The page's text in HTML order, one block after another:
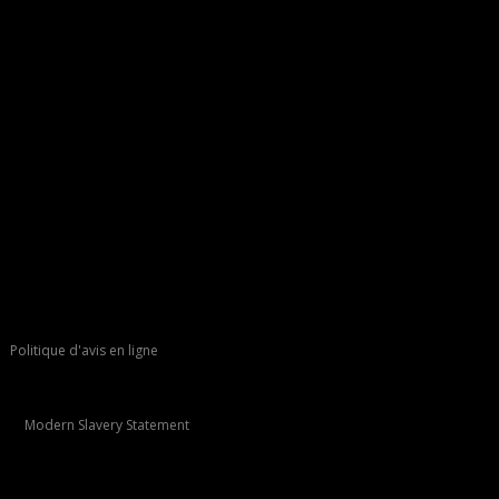
Politique d'avis en ligne
Modern Slavery Statement